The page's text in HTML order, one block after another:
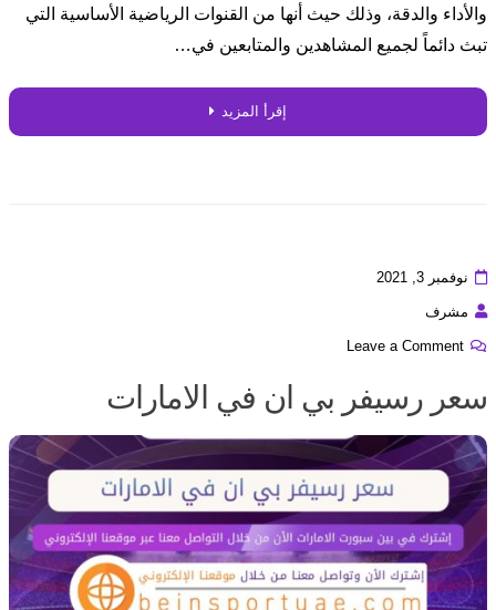
والأداء والدقة، وذلك حيث أنها من القنوات الرياضية الأساسية التي
تبث دائماً لجميع المشاهدين والمتابعين في…
إقرأ المزيد
نوفمبر 3, 2021
مشرف
Leave a Comment
سعر رسيفر بي ان في الامارات